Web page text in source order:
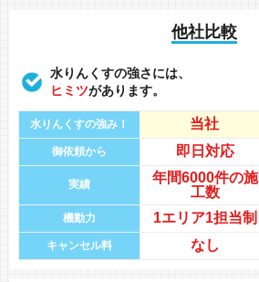
他社比較
水りんくすの強さには、
ヒミツがあります。
水りんくすの強み！ 当社
御依頼から 即日対応
実績 年間6000件の施
工数
機動力 1エリア1担当制
キャンセル料 なし